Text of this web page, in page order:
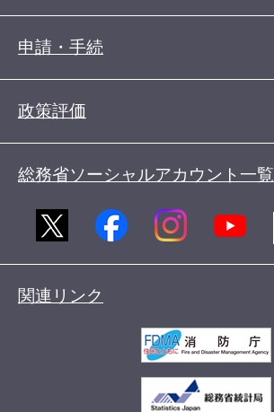
申請・手続
政策評価
総務省ソーシャルアカウント一覧
関連リンク